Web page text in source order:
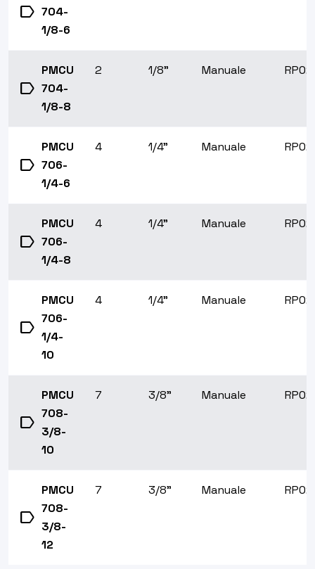
label 704-
1/8-6
label
PMCU
704-
1/8-8
2 1/8" Manuale RP02
label
PMCU
706-
1/4-6
4 1/4" Manuale RP02
label
PMCU
706-
1/4-8
4 1/4" Manuale RP02
label
PMCU
706-
1/4-
10
4 1/4" Manuale RP02
label
PMCU
708-
3/8-
10
7 3/8" Manuale RP02
label
PMCU
708-
3/8-
12
7 3/8" Manuale RP02